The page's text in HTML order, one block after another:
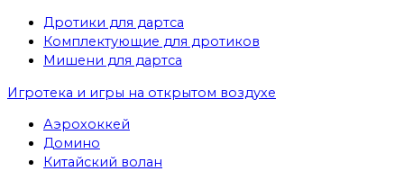
Дротики для дартса
Комплектующие для дротиков
Мишени для дартса
Игротека и игры на открытом воздухе
Аэрохоккей
Домино
Китайский волан